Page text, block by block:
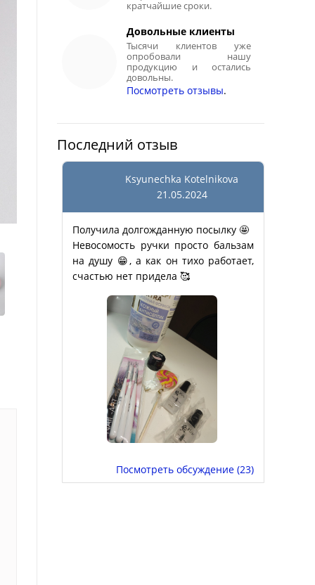
кратчайшие сроки.
Довольные клиенты
Тысячи клиентов уже
опробовали нашу
продукцию и остались
довольны.
Посмотреть отзывы.
Последний отзыв
Ksyunechka Kotelnikova
21.05.2024
Получила долгожданную посылку 🤩
Невосомость ручки просто бальзам
на душу 😁, а как он тихо работает,
счастью нет придела 🥰
Посмотреть обсуждение (23)